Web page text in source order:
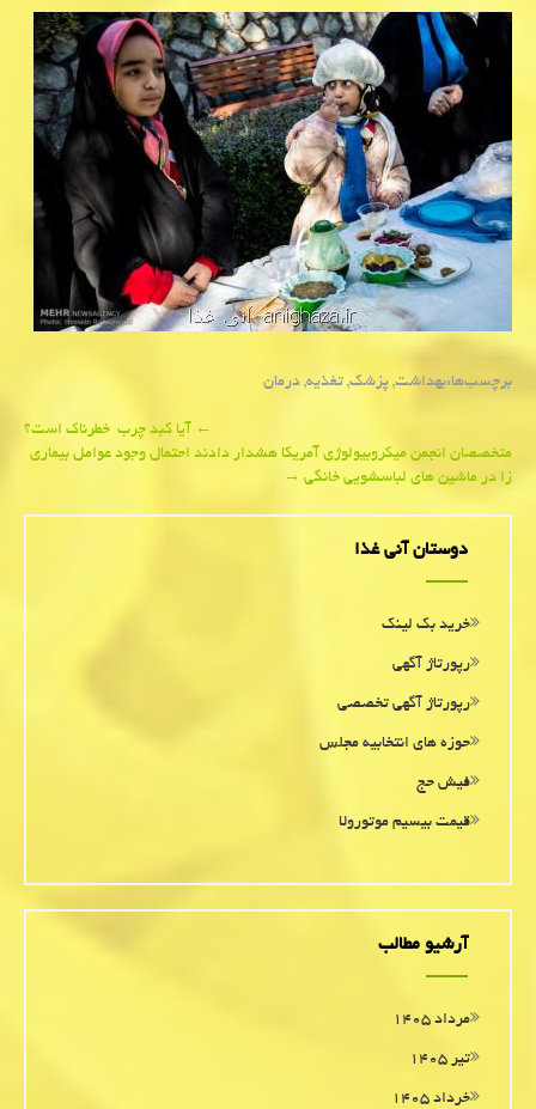
برچسب‌ها:بهداشت,پزشك,تغذیه,درمان
navigation
←آیا كبد چرب خطرناك است؟
متخصصان انجمن میكروبیولوژی آمریكا هشدار دادند احتمال وجود عوامل بیماری
زا در ماشین های لباسشویی خانگی→
دوستان آنی غذا
خرید بک لینک
رپورتاژ آگهی
رپورتاژ آگهی تخصصی
حوزه های انتخابیه مجلس
فیش حج
قیمت بیسیم موتورولا
آرشیو مطالب
مرداد ۱۴۰۵
تیر ۱۴۰۵
خرداد ۱۴۰۵